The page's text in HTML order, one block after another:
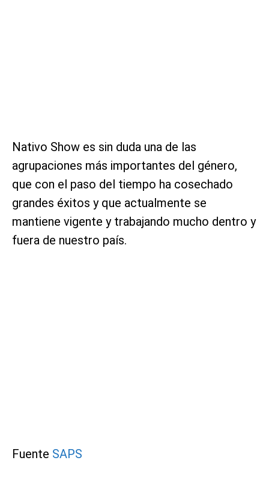
Nativo Show es sin duda una de las
agrupaciones más importantes del género,
que con el paso del tiempo ha cosechado
grandes éxitos y que actualmente se
mantiene vigente y trabajando mucho dentro y
fuera de nuestro país.
Fuente SAPS